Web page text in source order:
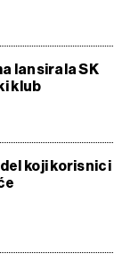
lansirala SK
klub
koji korisnici